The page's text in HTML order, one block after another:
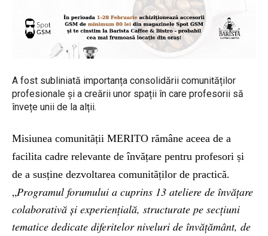
A fost subliniată importanța consolidării comunităților
profesionale și a creării unor spații în care profesorii să
învețe unii de la alții.
Misiunea comunității MERITO rămâne aceea de a
facilita cadre relevante de învățare pentru profesori și
de a susține dezvoltarea comunităților de practică.
„Programul forumului a cuprins 13 ateliere de învățare
colaborativă și experiențială, structurate pe secțiuni
tematice dedicate diferitelor niveluri de învățământ, de